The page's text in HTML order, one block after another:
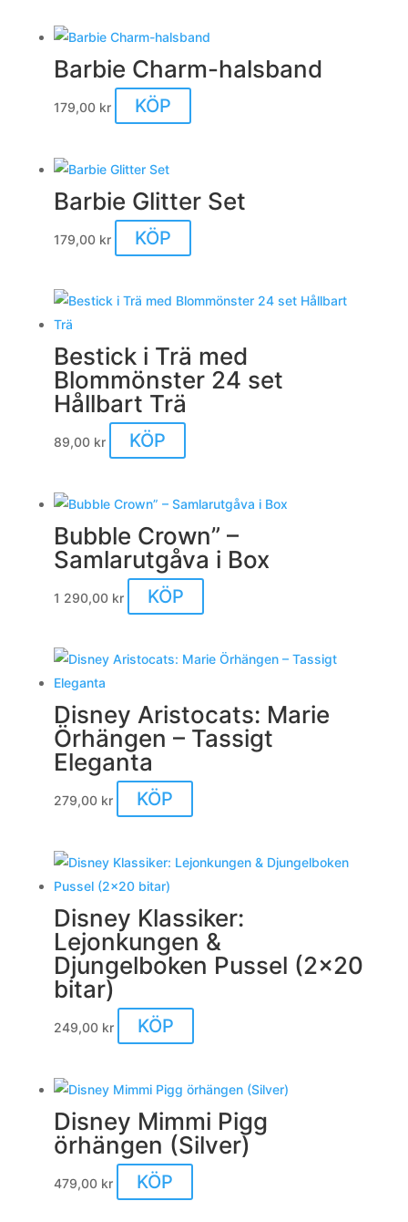
Barbie Charm-halsband
179,00 kr KÖP
Barbie Glitter Set
179,00 kr KÖP
Bestick i Trä med
Blommönster 24 set
Hållbart Trä
89,00 kr KÖP
Bubble Crown” –
Samlarutgåva i Box
1 290,00 kr KÖP
Disney Aristocats: Marie
Örhängen – Tassigt
Eleganta
279,00 kr KÖP
Disney Klassiker:
Lejonkungen &
Djungelboken Pussel (2×20
bitar)
249,00 kr KÖP
Disney Mimmi Pigg
örhängen (Silver)
479,00 kr KÖP